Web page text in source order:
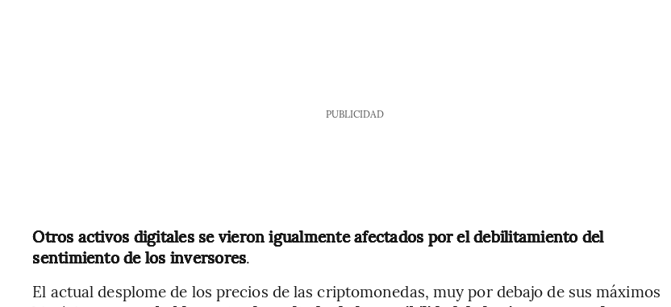
PUBLICIDAD
Otros activos digitales se vieron igualmente afectados por el debilitamiento del
sentimiento de los inversores.
El actual desplome de los precios de las criptomonedas, muy por debajo de sus máximos